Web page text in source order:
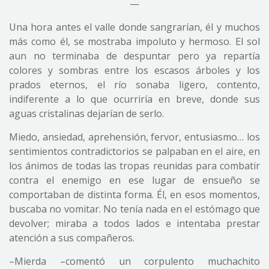
—
Una hora antes el valle donde sangrarían, él y muchos
más como él, se mostraba impoluto y hermoso. El sol
aun no terminaba de despuntar pero ya repartía
colores y sombras entre los escasos árboles y los
prados eternos, el río sonaba ligero, contento,
indiferente a lo que ocurriría en breve, donde sus
aguas cristalinas dejarían de serlo.
Miedo, ansiedad, aprehensión, fervor, entusiasmo… los
sentimientos contradictorios se palpaban en el aire, en
los ánimos de todas las tropas reunidas para combatir
contra el enemigo en ese lugar de ensueño se
comportaban de distinta forma. Él, en esos momentos,
buscaba no vomitar. No tenía nada en el estómago que
devolver; miraba a todos lados e intentaba prestar
atención a sus compañeros.
–Mierda –comentó un corpulento muchachito